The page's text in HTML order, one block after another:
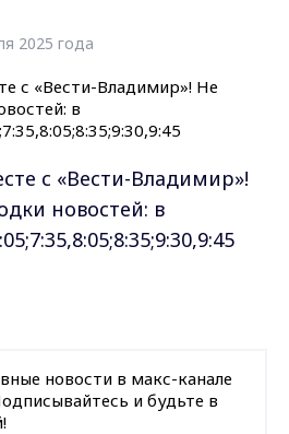
2025 года
с «Вести-Владимир»!
новостей: в
новости в макс-канале
и будьте в